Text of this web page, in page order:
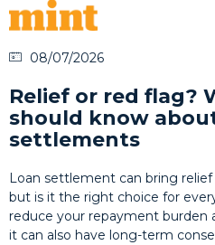
08/07/2026
Relief or red flag?
should know
settlements
Loan settlement can bring
but is it the right choice for
reduce your repayment burden
it can also have long-term